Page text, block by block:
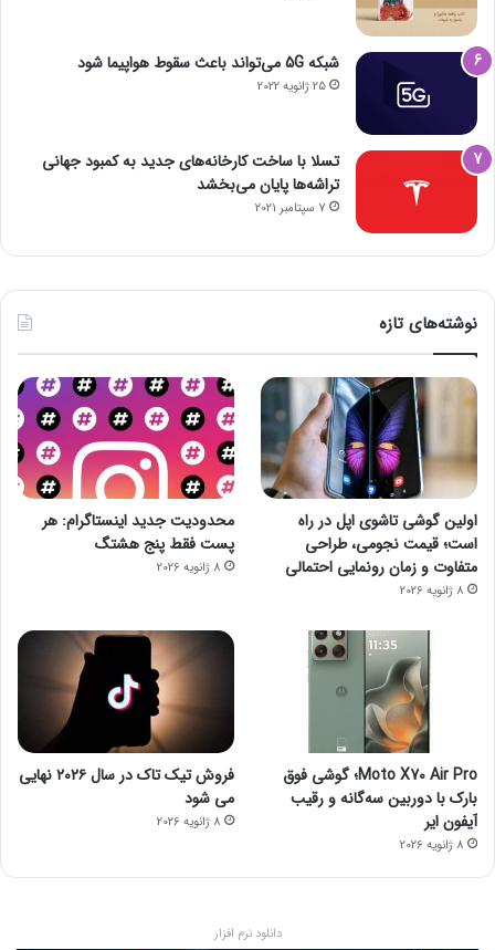
شبکه 5G می‌تواند باعث سقوط هواپیما شود
25 ژانویه 2022
تسلا با ساخت کارخانه‌های جدید به کمبود جهانی
تراشه‌ها پایان می‌بخشد
7 سپتامبر 2021
نوشته‌های تازه
اولین گوشی تاشوی اپل در راه
است؛ قیمت نجومی، طراحی
متفاوت و زمان رونمایی احتمالی
8 ژانویه 2026
محدودیت جدید اینستاگرام: هر
پست فقط پنج هشتگ
8 ژانویه 2026
Moto X70 Air Pro؛ گوشی فوق
بارک با دوربین سه‌گانه و رقیب
آیفون ایر
8 ژانویه 2026
فروش تیک تاک در سال ۲۰۲۶ نهایی
می شود
8 ژانویه 2026
دانلود نرم افزار